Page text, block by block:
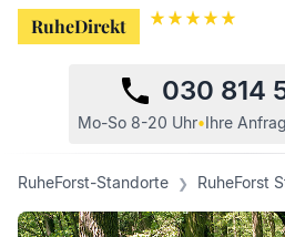
RuheDirekt
030 814
Mo-So 8-20 Uhr•Ihre
RuheDirekt
RuheForst-Standorte RuheForst